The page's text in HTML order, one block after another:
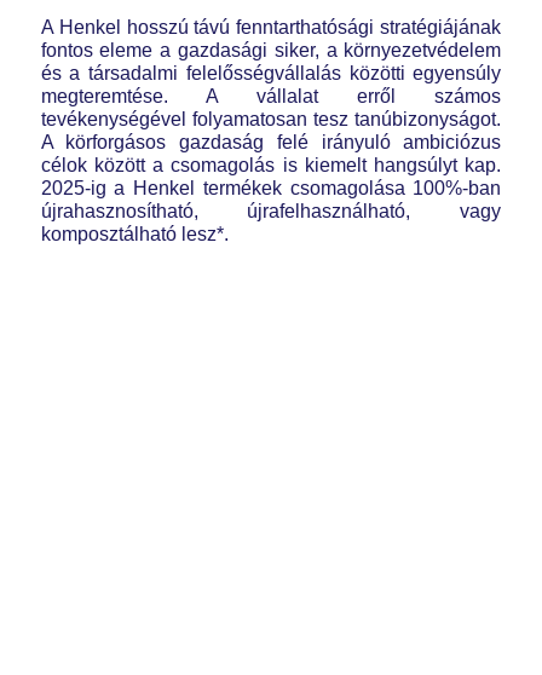
A Henkel hosszú távú fenntarthatósági stratégiájának
fontos eleme a gazdasági siker, a környezetvédelem
és a társadalmi felelősségvállalás közötti egyensúly
megteremtése. A vállalat erről számos
tevékenységével folyamatosan tesz tanúbizonyságot.
A körforgásos gazdaság felé irányuló ambiciózus
célok között a csomagolás is kiemelt hangsúlyt kap.
2025-ig a Henkel termékek csomagolása 100%-ban
újrahasznosítható, újrafelhasználható, vagy
komposztálható lesz*.